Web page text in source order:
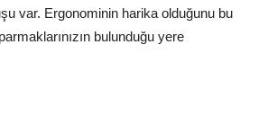
var. Ergonominin harika olduğunu bu
bulunduğu yere